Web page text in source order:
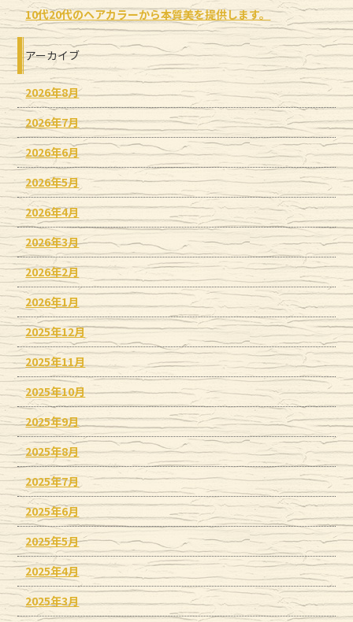
10代20代のヘアカラーから本質美を提供します。
アーカイブ
2026年8月
2026年7月
2026年6月
2026年5月
2026年4月
2026年3月
2026年2月
2026年1月
2025年12月
2025年11月
2025年10月
2025年9月
2025年8月
2025年7月
2025年6月
2025年5月
2025年4月
2025年3月